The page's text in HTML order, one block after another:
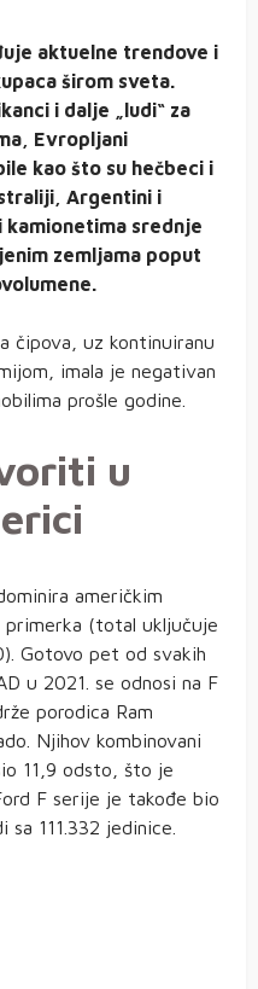
aktuelne trendove i
širom sveta.
i dalje „ludi“ za
Evropljani
kao što su hečbeci i
Argentini i
kamionetima srednje
zemljama poput
čipova, uz kontinuiranu
imala je negativan
prošle godine.
u
američkim
(total uključuje
Gotovo pet od svakih
u 2021. se odnosi na F
porodica Ram
Njihov kombinovani
11,9 odsto, što je
F serije je takođe bio
111.332 jedinice.